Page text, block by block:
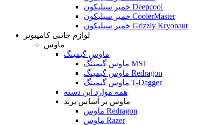
خمیر سیلیکون Deepcool
خمیر سیلیکون CoolerMaster
خمیر سیلیکون Grizzly Kryonaut
لوازم جانبی کامپیوتر
ماوس
ماوس گیمینگ
ماوس گیمینگ MSI
ماوس گیمینگ Redragon
ماوس گیمینگ T-Dagger
همه موارد این دسته
ماوس بر اساس برند
ماوس Redragon
ماوس Razer